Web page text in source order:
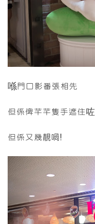
喺門口影番張相先
但係俾芊芊隻手遮住咗
但係又幾靚喎!